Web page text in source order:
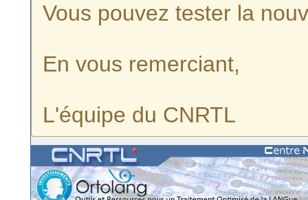
Vous pouvez tester la
En vous remerciant,
L'équipe du CNRTL